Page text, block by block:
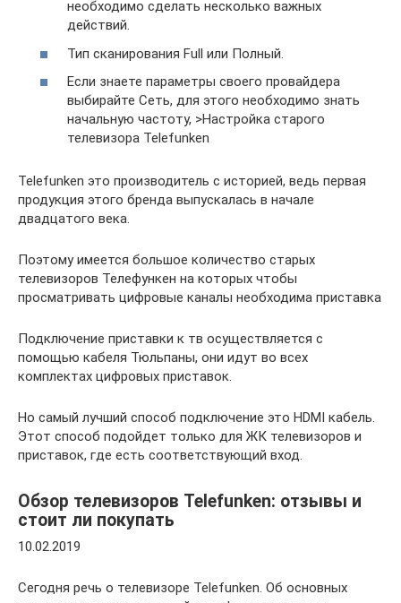
необходимо сделать несколько важных
действий.
Тип сканирования Full или Полный.
Если знаете параметры своего провайдера
выбирайте Сеть, для этого необходимо знать
начальную частоту, >Настройка старого
телевизора Telefunken
Telefunken это производитель с историей, ведь первая
продукция этого бренда выпускалась в начале
двадцатого века.
Поэтому имеется большое количество старых
телевизоров Телефункен на которых чтобы
просматривать цифровые каналы необходима приставка
Подключение приставки к тв осуществляется с
помощью кабеля Тюльпаны, они идут во всех
комплектах цифровых приставок.
Но самый лучший способ подключение это HDMI кабель.
Этот способ подойдет только для ЖК телевизоров и
приставок, где есть соответствующий вход.
Обзор телевизоров Telefunken: отзывы и
стоит ли покупать
10.02.2019
Сегодня речь о телевизоре Telefunken. Об основных